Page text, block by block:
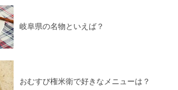
岐阜県の名物といえば？
おむすび権米衛で好きなメニューは？